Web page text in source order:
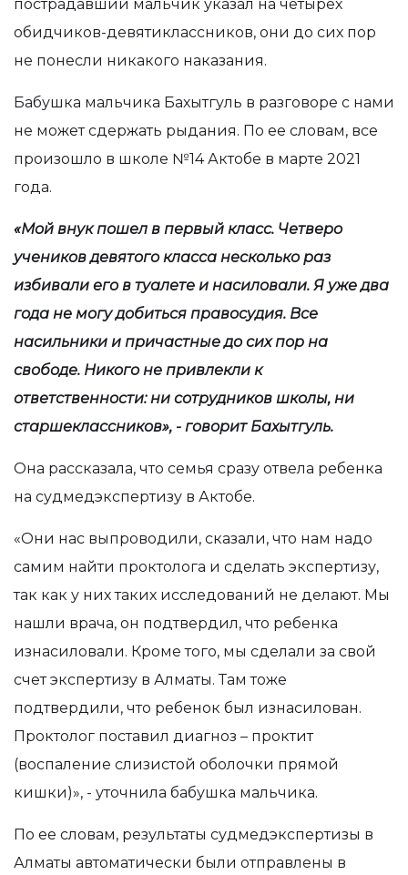
пострадавший мальчик указал на четырех
обидчиков-девятиклассников, они до сих пор
не понесли никакого наказания.
Бабушка мальчика Бахытгуль в разговоре с нами
не может сдержать рыдания. По ее словам, все
произошло в школе №14 Актобе в марте 2021
года.
«Мой внук пошел в первый класс. Четверо
учеников девятого класса несколько раз
избивали его в туалете и насиловали. Я уже два
года не могу добиться правосудия. Все
насильники и причастные до сих пор на
свободе. Никого не привлекли к
ответственности: ни сотрудников школы, ни
старшеклассников», - говорит Бахытгуль.
Она рассказала, что семья сразу отвела ребенка
на судмедэкспертизу в Актобе.
«Они нас выпроводили, сказали, что нам надо
самим найти проктолога и сделать экспертизу,
так как у них таких исследований не делают. Мы
нашли врача, он подтвердил, что ребенка
изнасиловали. Кроме того, мы сделали за свой
счет экспертизу в Алматы. Там тоже
подтвердили, что ребенок был изнасилован.
Проктолог поставил диагноз – проктит
(воспаление слизистой оболочки прямой
кишки)», - уточнила бабушка мальчика.
По ее словам, результаты судмедэкспертизы в
Алматы автоматически были отправлены в